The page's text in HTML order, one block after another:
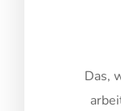
Das,